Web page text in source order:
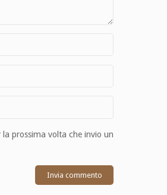
prossima volta che invio un